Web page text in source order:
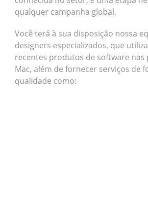
qualquer campanha global.
Você terá à sua disposição nossa
designers especializados, que
recentes produtos de software nas
Mac, além de fornecer serviços de
qualidade como: